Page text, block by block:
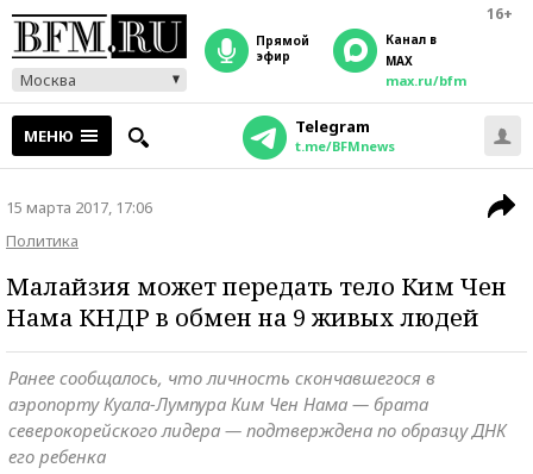
16+
Москва
прямой
эфир
Канал в
MAX
max.ru/bfm
МЕНЮ Telegram
t.me/BFMnews
15 марта 2017, 17:06
Политика
Малайзия может передать тело Ким Чен
Нама КНДР в обмен на 9 живых людей
Ранее сообщалось, что личность скончавшегося в
аэропорту Куала-Лумпура Ким Чен Нама — брата
северокорейского лидера — подтверждена по образцу ДНК
его ребенка